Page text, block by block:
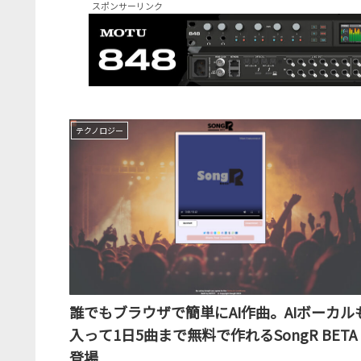
スポンサーリンク
テクノロジー
誰でもブラウザで簡単にAI作曲。AIボーカル
入って1日5曲まで無料で作れるSongR BETA